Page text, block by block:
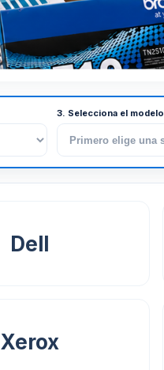
3. Selecciona el modelo
Dell
Xerox